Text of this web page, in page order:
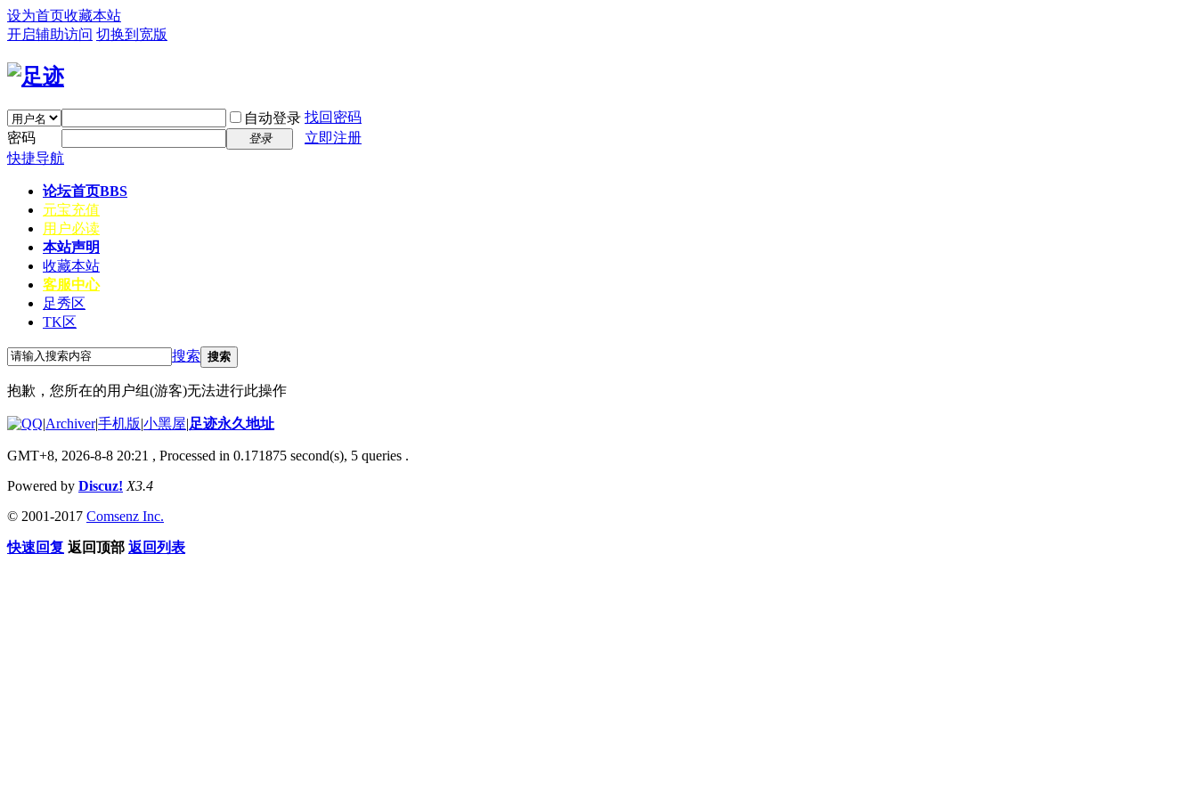
设为首页收藏本站
开启辅助访问 切换到宽版
自动登录 找回密码
密码
登录
立即注册
快捷导航
论坛首页BBS
元宝充值
用户必读
本站声明
收藏本站
客服中心
足秀区
TK区
搜索 搜索
抱歉，您所在的用户组(游客)无法进行此操作
|Archiver|手机版|小黑屋|足迹永久地址
GMT+8, 2026-8-8 20:21 , Processed in 0.171875 second(s), 5 queries .
Powered by Discuz! X3.4
© 2001-2017 Comsenz Inc.
快速回复 返回顶部 返回列表